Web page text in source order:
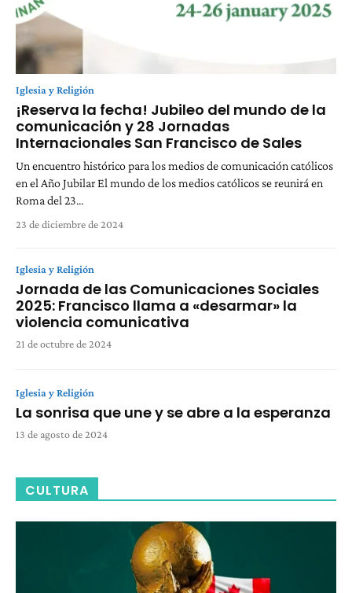
Iglesia y Religión
¡Reserva la fecha! Jubileo del mundo de la
comunicación y 28 Jornadas
Internacionales San Francisco de Sales
Un encuentro histórico para los medios de comunicación católicos
en el Año Jubilar El mundo de los medios católicos se reunirá en
Roma del 23...
23 de diciembre de 2024
Iglesia y Religión
Jornada de las Comunicaciones Sociales
2025: Francisco llama a «desarmar» la
violencia comunicativa
21 de octubre de 2024
Iglesia y Religión
La sonrisa que une y se abre a la esperanza
13 de agosto de 2024
CULTURA